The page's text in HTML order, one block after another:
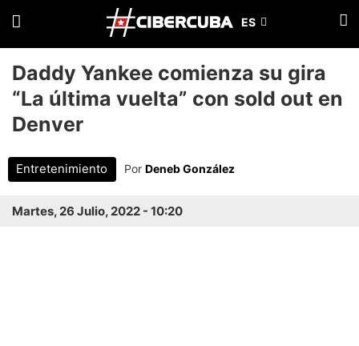
Daddy Yankee comienza su gira
“La última vuelta” con sold out en
Denver
Entretenimiento Por Deneb González
Martes, 26 Julio, 2022 - 10:20